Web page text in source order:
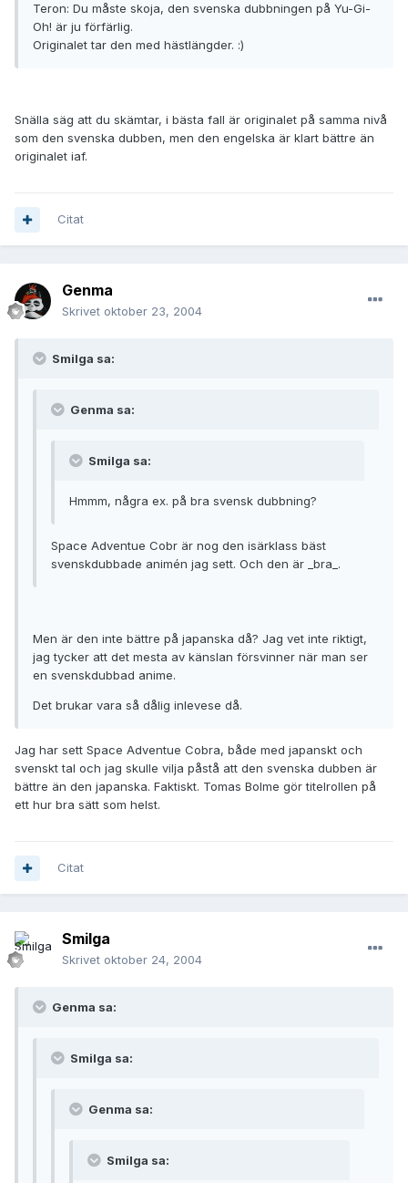
Teron: Du måste skoja, den svenska dubbningen på Yu-Gi-
Oh! är ju förfärlig.
Originalet tar den med hästlängder. :)
Snälla säg att du skämtar, i bästa fall är originalet på samma nivå
som den svenska dubben, men den engelska är klart bättre än
originalet iaf.
Citat
Genma
Skrivet oktober 23, 2004
Smilga sa:
Genma sa:
Smilga sa:
Hmmm, några ex. på bra svensk dubbning?
Space Adventue Cobr är nog den isärklass bäst
svenskdubbade animén jag sett. Och den är _bra_.
Men är den inte bättre på japanska då? Jag vet inte riktigt,
jag tycker att det mesta av känslan försvinner när man ser
en svenskdubbad anime.
Det brukar vara så dålig inlevese då.
Jag har sett Space Adventue Cobra, både med japanskt och
svenskt tal och jag skulle vilja påstå att den svenska dubben är
bättre än den japanska. Faktiskt. Tomas Bolme gör titelrollen på
ett hur bra sätt som helst.
Citat
Smilga
Skrivet oktober 24, 2004
Genma sa:
Smilga sa:
Genma sa:
Smilga sa: